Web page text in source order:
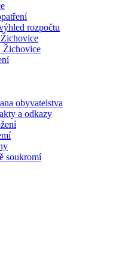
rozpočtu
Žichovice
obyvatelstva
a odkazy
soukromí